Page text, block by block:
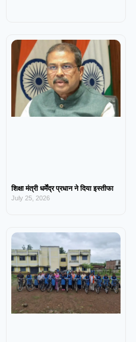
शिक्षा मंत्री धर्मेंद्र प्रधान ने दिया इस्तीफा
July 25, 2026